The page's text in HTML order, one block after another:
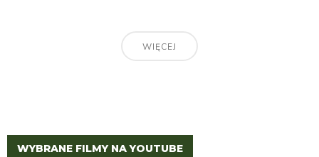
WIĘCEJ
WYBRANE FILMY NA YOUTUBE